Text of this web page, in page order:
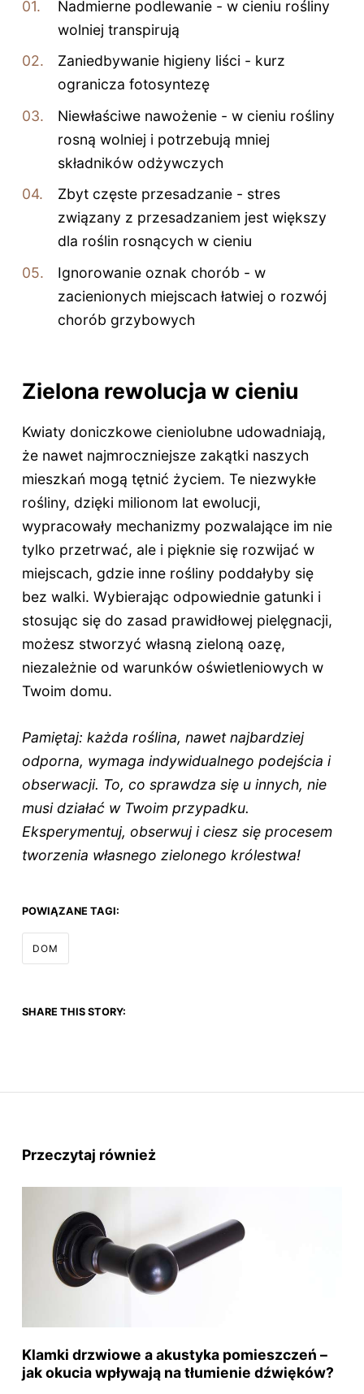
Nadmierne podlewanie - w cieniu rośliny
wolniej transpirują
Zaniedbywanie higieny liści - kurz
ogranicza fotosyntezę
Niewłaściwe nawożenie - w cieniu rośliny
rosną wolniej i potrzebują mniej
składników odżywczych
Zbyt częste przesadzanie - stres
związany z przesadzaniem jest większy
dla roślin rosnących w cieniu
Ignorowanie oznak chorób - w
zacienionych miejscach łatwiej o rozwój
chorób grzybowych
Zielona rewolucja w cieniu
Kwiaty doniczkowe cieniolubne udowadniają,
że nawet najmroczniejsze zakątki naszych
mieszkań mogą tętnić życiem. Te niezwykłe
rośliny, dzięki milionom lat ewolucji,
wypracowały mechanizmy pozwalające im nie
tylko przetrwać, ale i pięknie się rozwijać w
miejscach, gdzie inne rośliny poddałyby się
bez walki. Wybierając odpowiednie gatunki i
stosując się do zasad prawidłowej pielęgnacji,
możesz stworzyć własną zieloną oazę,
niezależnie od warunków oświetleniowych w
Twoim domu.
Pamiętaj: każda roślina, nawet najbardziej
odporna, wymaga indywidualnego podejścia i
obserwacji. To, co sprawdza się u innych, nie
musi działać w Twoim przypadku.
Eksperymentuj, obserwuj i ciesz się procesem
tworzenia własnego zielonego królestwa!
POWIĄZANE TAGI:
DOM
SHARE THIS STORY:
Przeczytaj również
Klamki drzwiowe a akustyka pomieszczeń –
jak okucia wpływają na tłumienie dźwięków?